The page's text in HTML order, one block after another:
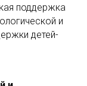
поддержка
и
детей-